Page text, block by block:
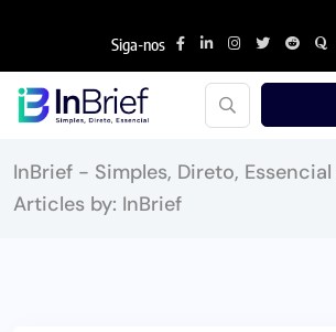
Siga-nos
InBrief - Simples, Direto, Essencial
Articles by: InBrief